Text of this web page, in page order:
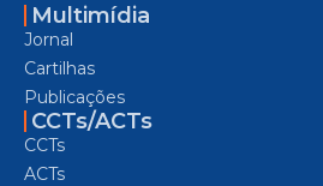
Multimídia
Jornal
Cartilhas
Publicações
CCTs/ACTs
CCTs
ACTs